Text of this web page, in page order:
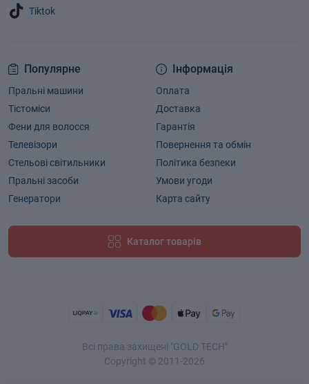
Популярне
Пральні машини
Тістоміси
Фени для волосся
Телевізори
Стельові світильники
Пральні засоби
Генератори
Інформація
Оплата
Доставка
Гарантія
Повернення та обмін
Політика безпеки
Умови угоди
Карта сайту
Каталог товарів
Tiktok
Всі права захищені "GOLD TECH"
Copyright © 2011-2026